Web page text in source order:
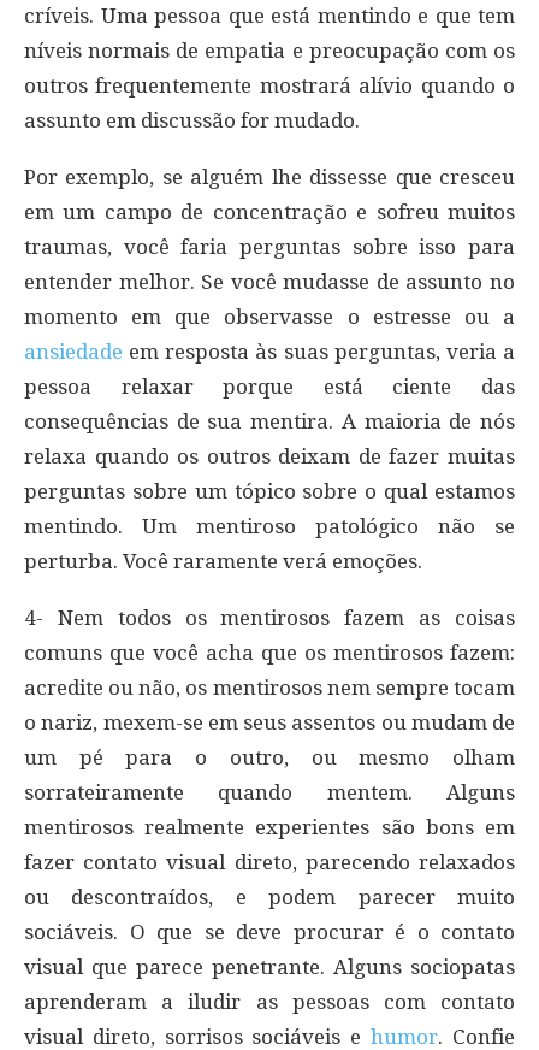
críveis. Uma pessoa que está mentindo e que tem
níveis normais de empatia e preocupação com os
outros frequentemente mostrará alívio quando o
assunto em discussão for mudado.
Por exemplo, se alguém lhe dissesse que cresceu
em um campo de concentração e sofreu muitos
traumas, você faria perguntas sobre isso para
entender melhor. Se você mudasse de assunto no
momento em que observasse o estresse ou a
ansiedade em resposta às suas perguntas, veria a
pessoa relaxar porque está ciente das
consequências de sua mentira. A maioria de nós
relaxa quando os outros deixam de fazer muitas
perguntas sobre um tópico sobre o qual estamos
mentindo. Um mentiroso patológico não se
perturba. Você raramente verá emoções.
4- Nem todos os mentirosos fazem as coisas
comuns que você acha que os mentirosos fazem:
acredite ou não, os mentirosos nem sempre tocam
o nariz, mexem-se em seus assentos ou mudam de
um pé para o outro, ou mesmo olham
sorrateiramente quando mentem. Alguns
mentirosos realmente experientes são bons em
fazer contato visual direto, parecendo relaxados
ou descontraídos, e podem parecer muito
sociáveis. O que se deve procurar é o contato
visual que parece penetrante. Alguns sociopatas
aprenderam a iludir as pessoas com contato
visual direto, sorrisos sociáveis ehumor. Confie